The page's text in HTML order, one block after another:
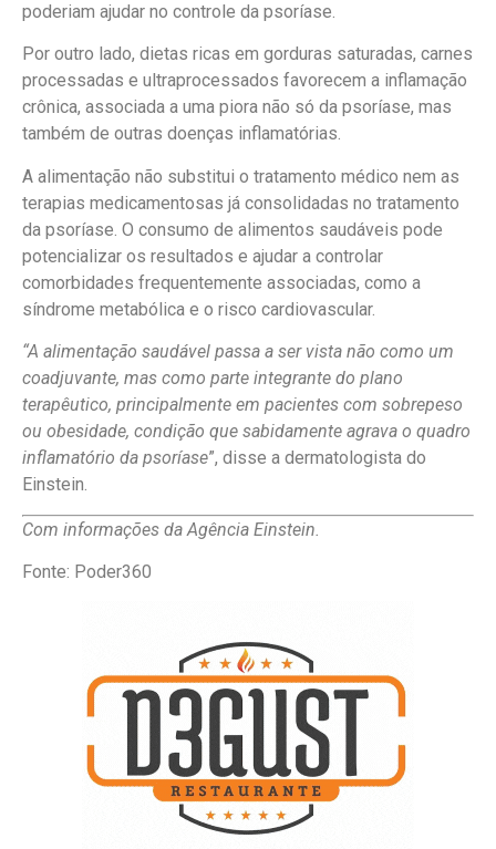
poderiam ajudar no controle da psoríase.
Por outro lado, dietas ricas em gorduras saturadas, carnes
processadas e ultraprocessados favorecem a inflamação
crônica, associada a uma piora não só da psoríase, mas
também de outras doenças inflamatórias.
A alimentação não substitui o tratamento médico nem as
terapias medicamentosas já consolidadas no tratamento
da psoríase. O consumo de alimentos saudáveis pode
potencializar os resultados e ajudar a controlar
comorbidades frequentemente associadas, como a
síndrome metabólica e o risco cardiovascular.
“A alimentação saudável passa a ser vista não como um
coadjuvante, mas como parte integrante do plano
terapêutico, principalmente em pacientes com sobrepeso
ou obesidade, condição que sabidamente agrava o quadro
inflamatório da psoríase”, disse a dermatologista do
Einstein.
Com informações da Agência Einstein.
Fonte: Poder360